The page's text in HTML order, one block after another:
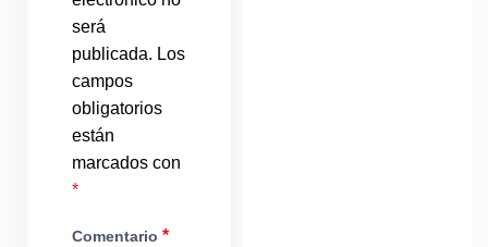
será
publicada. Los
campos
obligatorios
están
marcados con
*
Comentario *